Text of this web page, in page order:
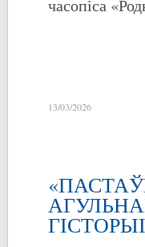
часопіса
13/03/2026
ГІСТОРЫІ